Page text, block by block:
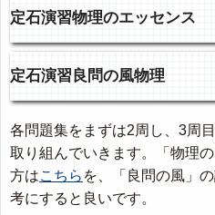
定石演習物理のエッセンス
定石演習良問の風物理
各問題集をまずは2周し、3周
取り組んでいきます。「物理
方はこちら を、「良問の風」
考にすると良いです。